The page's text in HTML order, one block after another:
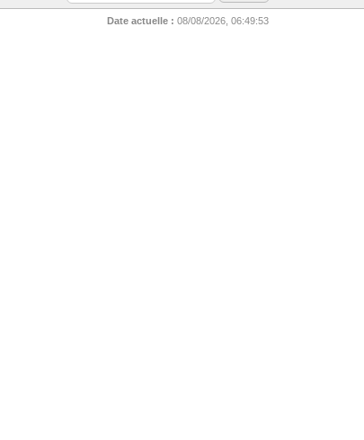
Date actuelle : 08/08/2026, 06:49:53